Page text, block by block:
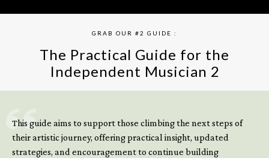
GRAB OUR #2 GUIDE :
The Practical Guide for the
Independent Musician 2
This guide aims to support those climbing the next steps of
their artistic journey, offering practical insight, updated
strategies, and encouragement to continue building